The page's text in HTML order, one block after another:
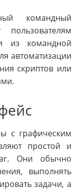
командный
из командной
автоматизации
скриптов или
с графическим
простой и
Они обычно
выполнять
задачи, а